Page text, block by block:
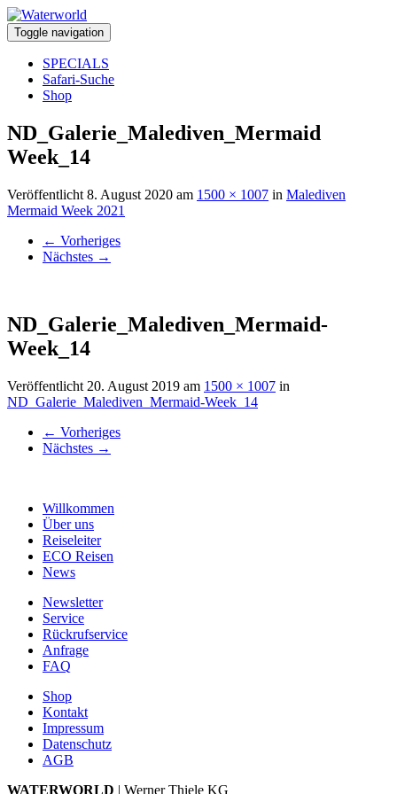
Toggle navigation
SPECIALS
Safari-Suche
Shop
ND_Galerie_Malediven_Mermaid
Week_14
Veröffentlicht 8. August 2020 am 1500 × 1007 in Malediven
Mermaid Week 2021
← Vorheriges
Nächstes →
ND_Galerie_Malediven_Mermaid-
Week_14
Veröffentlicht 20. August 2019 am 1500 × 1007 in
ND_Galerie_Malediven_Mermaid-Week_14
← Vorheriges
Nächstes →
Willkommen
Über uns
Reiseleiter
ECO Reisen
News
Newsletter
Service
Rückrufservice
Anfrage
FAQ
Shop
Kontakt
Impressum
Datenschutz
AGB
WATERWORLD | Werner Thiele KG